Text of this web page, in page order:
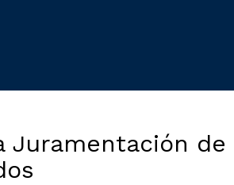
Juramentación de